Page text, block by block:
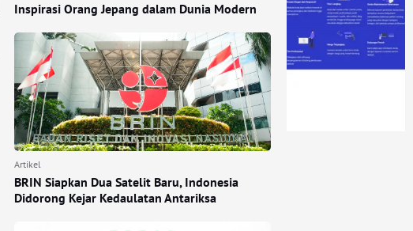
Inspirasi Orang Jepang dalam Dunia Modern
Artikel
BRIN Siapkan Dua Satelit Baru, Indonesia
Didorong Kejar Kedaulatan Antariksa